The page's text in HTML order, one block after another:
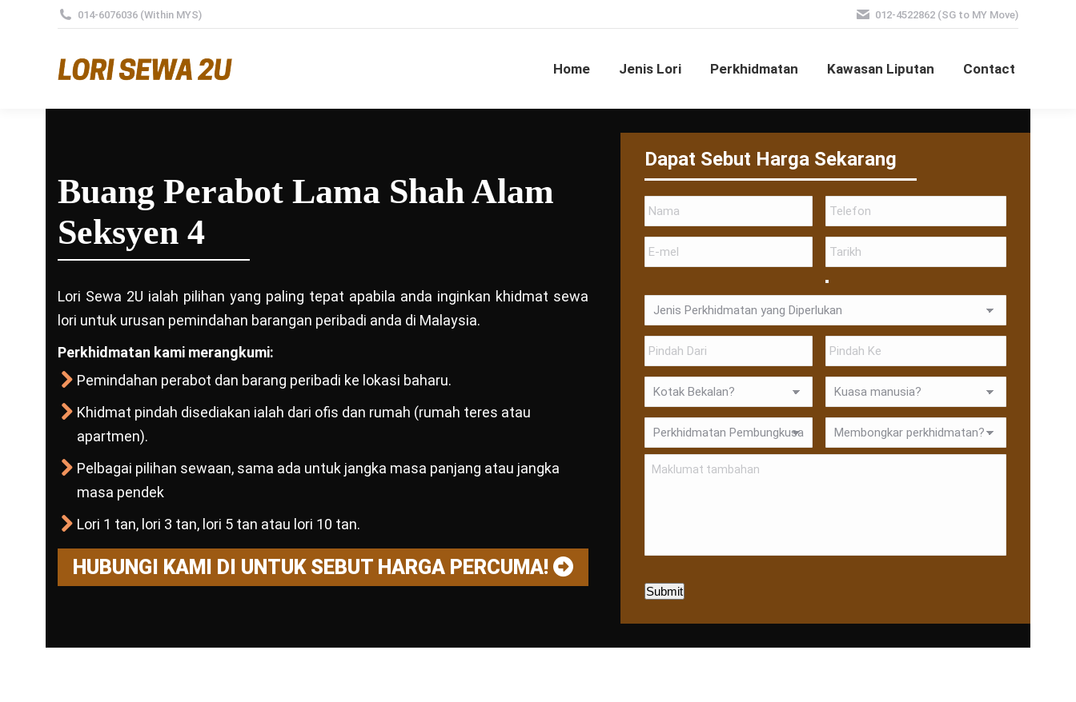
014-6076036 (Within MYS) 012-4522862 (SG to MY Move)
Home Jenis Lori Perkhidmatan Kawasan Liputan Contact
Buang Perabot Lama Shah Alam
Seksyen 4
Lori Sewa 2U ialah pilihan yang paling tepat apabila anda inginkan khidmat sewa
lori untuk urusan pemindahan barangan peribadi anda di Malaysia.
Perkhidmatan kami merangkumi:
Pemindahan perabot dan barang peribadi ke lokasi baharu.
Khidmat pindah disediakan ialah dari ofis dan rumah (rumah teres atau
apartmen).
Pelbagai pilihan sewaan, sama ada untuk jangka masa panjang atau jangka
masa pendek
Lori 1 tan, lori 3 tan, lori 5 tan atau lori 10 tan.
HUBUNGI KAMI DI UNTUK SEBUT HARGA PERCUMA!
Dapat Sebut Harga Sekarang
Submit